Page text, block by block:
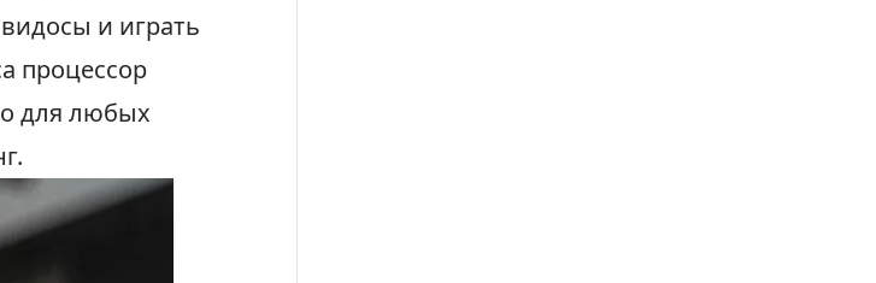
и играть
процессор
для любых